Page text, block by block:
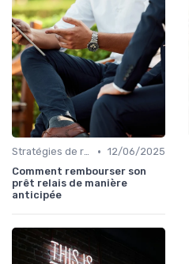
Stratégies de remboursement • 12/06/2025
Comment rembourser son
prêt relais de manière
anticipée